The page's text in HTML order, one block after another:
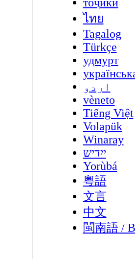
ไทย
Tagalog
Türkçe
удмурт
اردو
vèneto
Tiếng Việt
Volapük
Winaray
ייִדיש
Yorùbá
粵語
文言
中文
閩南語 /